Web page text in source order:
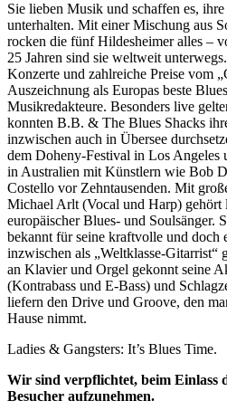
Sie lieben Musik und schaffen es,
unterhalten. Mit einer Mischung aus
rocken die fünf Hildesheimer alles –
25 Jahren sind sie weltweit
Konzerte und zahlreiche Preise vom
Auszeichnung als Europas beste
Musikredakteure. Besonders live
konnten B.B. & The Blues Shacks
inzwischen auch in Übersee
dem Doheny-Festival in Los
in Australien mit Künstlern wie Bob
Costello vor Zehntausenden. Mit
Michael Arlt (Vocal und Harp) gehört
europäischer Blues- und Soulsänger.
bekannt für seine kraftvolle und doch
inzwischen als „Weltklasse-Gitarrist“
an Klavier und Orgel gekonnt seine
(Kontrabass und E-Bass) und
liefern den Drive und Groove, den
Hause nimmt.
Ladies & Gangsters: It’s Blues Time.
Wir sind verpflichtet, beim Einlass
Besucher aufzunehmen.